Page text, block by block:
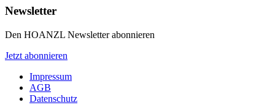
Newsletter
Den HOANZL Newsletter abonnieren
Jetzt abonnieren
Impressum
AGB
Datenschutz